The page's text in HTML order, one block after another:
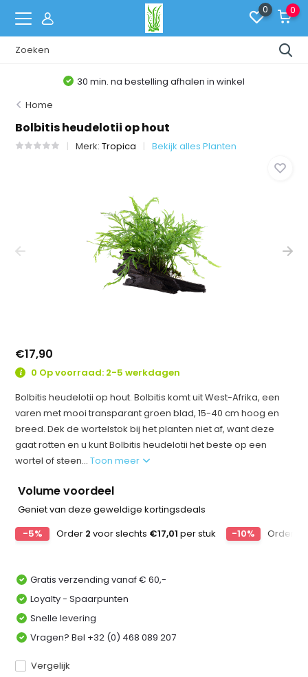
0 0
30 min. na bestelling afhalen in winkel
Home
Bolbitis heudelotii op hout
Merk:Tropica Bekijk alles Planten
€17,90
0 Op voorraad: 2-5 werkdagen
Bolbitis heudelotii op hout. Bolbitis komt uit West-Afrika, een
varen met mooi transparant groen blad, 15-40 cm hoog en
breed. Dek de wortelstok bij het planten niet af, want deze
gaat rotten en u kunt Bolbitis heudelotii het beste op een
wortel of steen...Toon meer
Volume voordeel
Geniet van deze geweldige kortingsdeals
-5%
Order 2 voor slechts €17,01 per stuk -10% Order
Gratis verzending vanaf € 60,-
Loyalty - Spaarpunten
Snelle levering
Vragen? Bel +32 (0) 468 089 207
Vergelijk